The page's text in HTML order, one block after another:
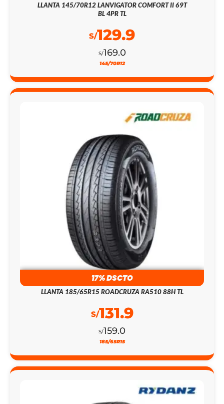
LLANTA 145/70R12 LANVIGATOR COMFORT II 69T
BL 4PR TL
S/169.0
S/129.9
145/70R12
17% DSCTO
LLANTA 185/65R15 ROADCRUZA RA510 88H TL
S/159.0
S/131.9
185/65R15